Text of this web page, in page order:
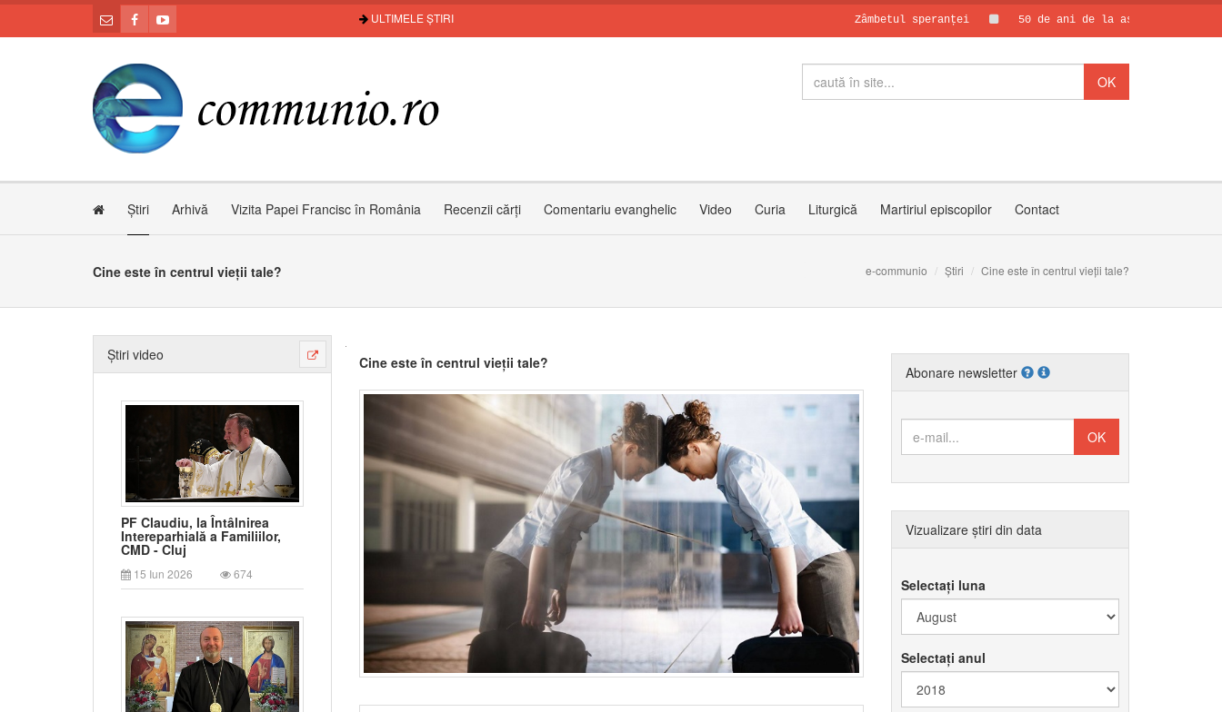
ULTIMELE ȘTIRI Zâmbetul speranței 50 de ani de la asasinarea părintelui
Papa Leon al
30 de ani de
Știri Arhivă Vizita Papei Francisc în România Recenzii cărți Comentariu evanghelic Video Curia Liturgică Martiriul episcopilor Contact
Cine este în centrul vieții tale? e-communio Știri Cine este în centrul vieții tale?
Știri video
PF Claudiu, la Întâlnirea
Intereparhială a Familiilor,
CMD - Cluj
15 Iun 2026 674
Cine este în centrul vieții tale?
Abonare newsletter
Vizualizare știri din data
Selectați luna
Selectați anul